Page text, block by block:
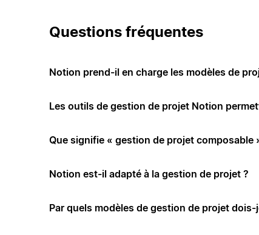
Questions fréquentes
Notion prend-il en charge les modèles de
Les outils de gestion de projet Notion
Que signifie « gestion de projet composable
Notion est-il adapté à la gestion de projet ?
Par quels modèles de gestion de projet dois-